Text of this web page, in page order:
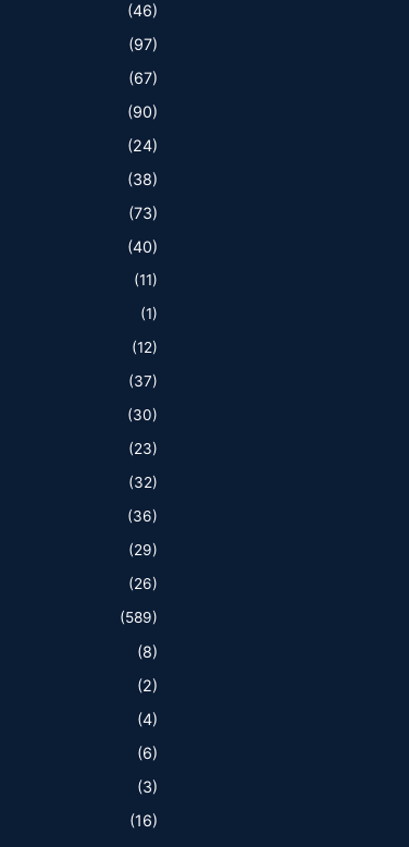
(46)
(97)
(67)
(90)
(24)
(38)
(73)
(40)
(11)
(1)
(12)
(37)
(30)
(23)
(32)
(36)
(29)
(26)
(589)
(8)
(2)
(4)
(6)
(3)
(16)